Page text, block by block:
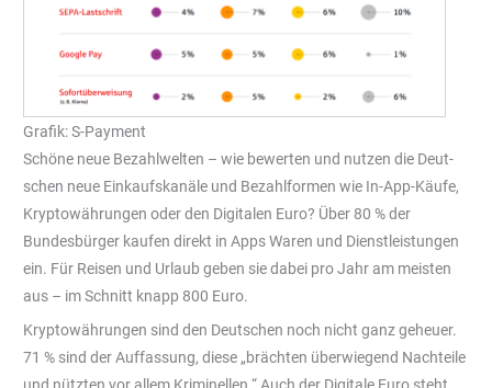
Grafik: S-Payment
Schöne neue Bezahlwelten – wie bewerten und nutzen die Deut­
schen neue Einkaufskanäle und Bezahlformen wie In-App-Käufe,
Kryptowährungen oder den Digitalen Euro? Über 80 % der
Bundesbürger kaufen direkt in Apps Waren und Dienstleis­tungen
ein. Für Reisen und Urlaub geben sie dabei pro Jahr am meisten
aus – im Schnitt knapp 800 Euro.
Kryptowährungen sind den Deutschen noch nicht ganz geheuer.
71 % sind der Auffassung, diese „brächten überwiegend Nachteile